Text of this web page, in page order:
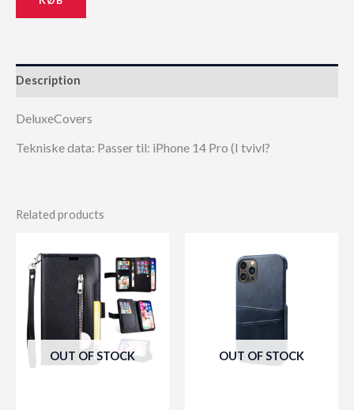
Description
DeluxeCovers
Tekniske data: Passer til: iPhone 14 Pro (I tvivl?
Related products
OUT OF STOCK OUT OF STOCK